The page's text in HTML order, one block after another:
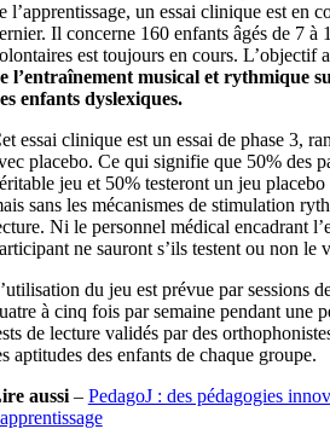
l’apprentissage, un essai clinique est en
Il concerne 160 enfants âgés de 7 à
est toujours en cours. L’objectif
l’entraînement musical et rythmique
enfants dyslexiques.
essai clinique est un essai de phase 3,
placebo. Ce qui signifie que 50% des
jeu et 50% testeront un jeu
sans les mécanismes de stimulation
Ni le personnel médical encadrant
ne sauront s’ils testent ou non le
du jeu est prévue par sessions
à cinq fois par semaine pendant une
de lecture validés par des
aptitudes des enfants de chaque groupe.
aussi– PedagoJ : des pédagogies